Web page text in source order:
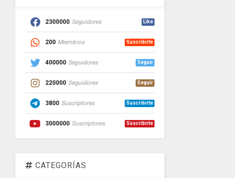
2300000 Seguidores Like
200 Miembros Suscribirte
400000 Seguidores Seguir
220000 Seguidores Seguir
3800 Suscriptores Suscribirte
3000000 Suscriptores Suscribirte
CATEGORÍAS